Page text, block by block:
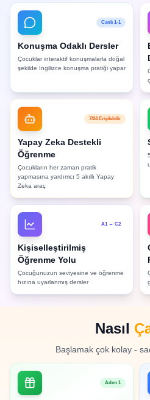
Canlı 1-1
Konuşma Odaklı Dersler
Çocuklar interaktif konuşmalarla doğal
şekilde İngilizce konuşma pratiği yapar
7/24 Erişilebilir
Yapay Zeka Destekli
Öğrenme
Çocukların her zaman pratik
yapmasına yardımcı 5 akıllı Yapay
Zeka araç
A1 → C2
Kişiselleştirilmiş
Öğrenme Yolu
Çocuğunuzun seviyesine ve öğrenme
hızına uyarlanmış dersler
Nasıl
Başlamak çok kolay -
Adım 1